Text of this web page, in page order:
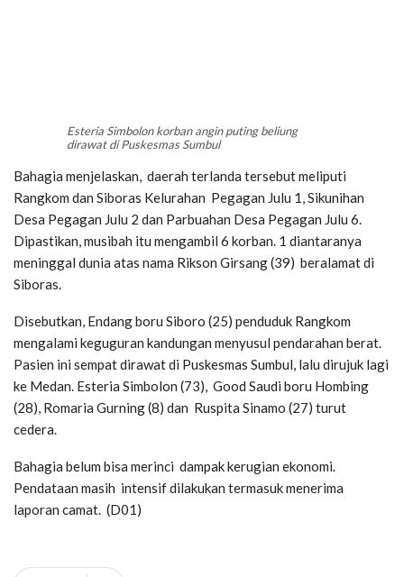
Esteria Simbolon korban angin puting beliung
dirawat di Puskesmas Sumbul
Bahagia menjelaskan, daerah terlanda tersebut meliputi
Rangkom dan Siboras Kelurahan Pegagan Julu 1, Sikunihan
Desa Pegagan Julu 2 dan Parbuahan Desa Pegagan Julu 6.
Dipastikan, musibah itu mengambil 6 korban. 1 diantaranya
meninggal dunia atas nama Rikson Girsang (39) beralamat di
Siboras.
Disebutkan, Endang boru Siboro (25) penduduk Rangkom
mengalami keguguran kandungan menyusul pendarahan berat.
Pasien ini sempat dirawat di Puskesmas Sumbul, lalu dirujuk lagi
ke Medan. Esteria Simbolon (73), Good Saudi boru Hombing
(28), Romaria Gurning (8) dan Ruspita Sinamo (27) turut
cedera.
Bahagia belum bisa merinci dampak kerugian ekonomi.
Pendataan masih intensif dilakukan termasuk menerima
laporan camat. (D01)